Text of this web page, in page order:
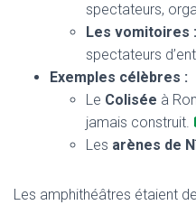
spectateurs,
Les vomitoires :
spectateurs
Exemples célèbres :
Le Colisée à
jamais construit.
Les arènes de
Les amphithéâtres étaient